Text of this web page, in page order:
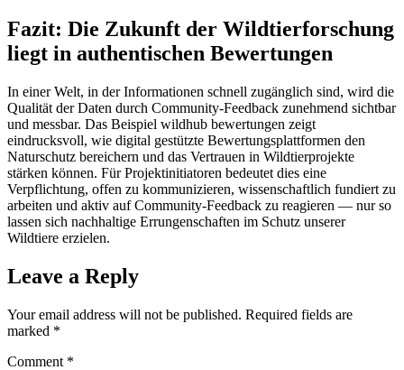
Fazit: Die Zukunft der Wildtierforschung
liegt in authentischen Bewertungen
In einer Welt, in der Informationen schnell zugänglich sind, wird die
Qualität der Daten durch Community-Feedback zunehmend sichtbar
und messbar. Das Beispiel wildhub bewertungen zeigt
eindrucksvoll, wie digital gestützte Bewertungsplattformen den
Naturschutz bereichern und das Vertrauen in Wildtierprojekte
stärken können. Für Projektinitiatoren bedeutet dies eine
Verpflichtung, offen zu kommunizieren, wissenschaftlich fundiert zu
arbeiten und aktiv auf Community-Feedback zu reagieren — nur so
lassen sich nachhaltige Errungenschaften im Schutz unserer
Wildtiere erzielen.
Leave a Reply
Your email address will not be published. Required fields are
marked *
Comment *